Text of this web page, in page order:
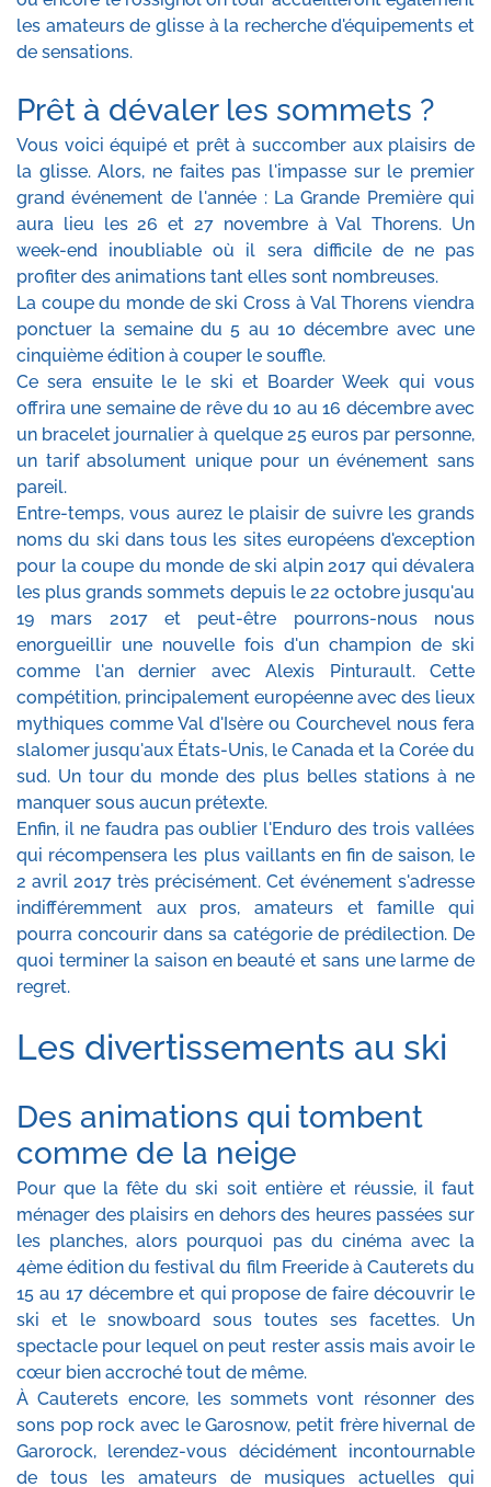
les amateurs de glisse à la recherche d'équipements et
de sensations.
Prêt à dévaler les sommets ?
Vous voici équipé et prêt à succomber aux plaisirs de
la glisse. Alors, ne faites pas l'impasse sur le premier
grand événement de l'année : La Grande Première qui
aura lieu les 26 et 27 novembre à Val Thorens. Un
week-end inoubliable où il sera difficile de ne pas
profiter des animations tant elles sont nombreuses.
La coupe du monde de ski Cross à Val Thorens viendra
ponctuer la semaine du 5 au 10 décembre avec une
cinquième édition à couper le souffle.
Ce sera ensuite le le ski et Boarder Week qui vous
offrira une semaine de rêve du 10 au 16 décembre avec
un bracelet journalier à quelque 25 euros par personne,
un tarif absolument unique pour un événement sans
pareil.
Entre-temps, vous aurez le plaisir de suivre les grands
noms du ski dans tous les sites européens d'exception
pour la coupe du monde de ski alpin 2017 qui dévalera
les plus grands sommets depuis le 22 octobre jusqu'au
19 mars 2017 et peut-être pourrons-nous nous
enorgueillir une nouvelle fois d'un champion de ski
comme l'an dernier avec Alexis Pinturault. Cette
compétition, principalement européenne avec des lieux
mythiques comme Val d'Isère ou Courchevel nous fera
slalomer jusqu'aux États-Unis, le Canada et la Corée du
sud. Un tour du monde des plus belles stations à ne
manquer sous aucun prétexte.
Enfin, il ne faudra pas oublier l'Enduro des trois vallées
qui récompensera les plus vaillants en fin de saison, le
2 avril 2017 très précisément. Cet événement s'adresse
indifféremment aux pros, amateurs et famille qui
pourra concourir dans sa catégorie de prédilection. De
quoi terminer la saison en beauté et sans une larme de
regret.
Les divertissements au ski
Des animations qui tombent
comme de la neige
Pour que la fête du ski soit entière et réussie, il faut
ménager des plaisirs en dehors des heures passées sur
les planches, alors pourquoi pas du cinéma avec la
4ème édition du festival du film Freeride à Cauterets du
15 au 17 décembre et qui propose de faire découvrir le
ski et le snowboard sous toutes ses facettes. Un
spectacle pour lequel on peut rester assis mais avoir le
cœur bien accroché tout de même.
À Cauterets encore, les sommets vont résonner des
sons pop rock avec le Garosnow, petit frère hivernal de
Garorock, lerendez-vous décidément incontournable
de tous les amateurs de musiques actuelles qui